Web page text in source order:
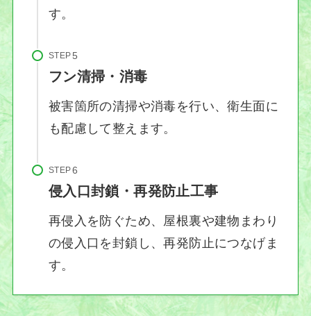
す。
STEP
フン清掃・消毒
被害箇所の清掃や消毒を行い、衛生面に
も配慮して整えます。
STEP
侵入口封鎖・再発防止工事
再侵入を防ぐため、屋根裏や建物まわり
の侵入口を封鎖し、再発防止につなげま
す。